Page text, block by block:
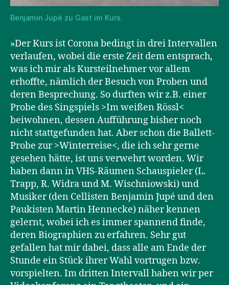
Benjamin Jupé zu Gast im Kurs.
»Der Kurs ist Corona bedingt in drei Intervallen
verlaufen, wobei die erste Zeit dem entsprach,
was ich mir als Kursteilnehmer vor allem
erhoffte, nämlich der Besuch von Proben und
deren Besprechung. So durften wir z.B. einer
Probe des Singspiels >Im weißen Rössl<
beiwohnen, dessen Aufführung bisher noch
nicht stattgefunden hat. Aber schon die Ballett-
Probe zur >Winterreise<, die ich sehr gerne
gesehen hätte, ist uns verwehrt worden. Wir
haben dann in VHS-Räumen Schauspieler (L.
Trapp, R. Widra und M. Wischniowski) und
Musiker (den Cellisten Benjamin Jupé und den
Paukisten Martin Hennecke) näher kennen
gelernt, wobei ich es immer spannend finde,
deren Biographien zu erfahren. Sehr gut
gefallen hat mir dabei, dass alle am Ende der
Stunde ein Stück ihrer Wahl vortrugen bzw.
vorspielten. Im dritten Intervall haben wir per